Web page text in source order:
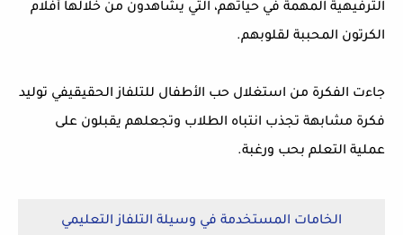
الترفيهية المهمة في حياتهم، التي يشاهدون من خلالها أفلام
الكرتون المحببة لقلوبهم.
جاءت الفكرة من استغلال حب الأطفال للتلفاز الحقيقيفي توليد
فكرة مشابهة تجذب انتباه الطلاب وتجعلهم يقبلون على
عملية التعلم بحب ورغبة.
الخامات المستخدمة في وسيلة التلفاز التعليمي